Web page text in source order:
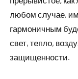
любом случае,
гармоничным
свет, тепло,
защищенности.